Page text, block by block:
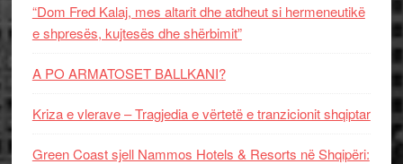
“Dom Fred Kalaj, mes altarit dhe atdheut si hermeneutikë
e shpresës, kujtesës dhe shërbimit”
A PO ARMATOSET BALLKANI?
Kriza e vlerave – Tragjedia e vërtetë e tranzicionit shqiptar
Green Coast sjell Nammos Hotels & Resorts në Shqipëri: